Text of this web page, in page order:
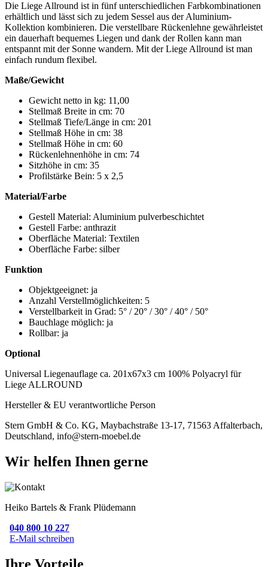
Die Liege Allround ist in fünf unterschiedlichen Farbkombinationen
erhältlich und lässt sich zu jedem Sessel aus der Aluminium-
Kollektion kombinieren. Die verstellbare Rückenlehne gewährleistet
ein dauerhaft bequemes Liegen und dank der Rollen kann man
entspannt mit der Sonne wandern. Mit der Liege Allround ist man
einfach rundum flexibel.
Maße/Gewicht
Gewicht netto in kg: 11,00
Stellmaß Breite in cm: 70
Stellmaß Tiefe/Länge in cm: 201
Stellmaß Höhe in cm: 38
Stellmaß Höhe in cm: 60
Rückenlehnenhöhe in cm: 74
Sitzhöhe in cm: 35
Profilstärke Bein: 5 x 2,5
Material/Farbe
Gestell Material: Aluminium pulverbeschichtet
Gestell Farbe: anthrazit
Oberfläche Material: Textilen
Oberfläche Farbe: silber
Funktion
Objektgeeignet: ja
Anzahl Verstellmöglichkeiten: 5
Verstellbarkeit in Grad: 5° / 20° / 30° / 40° / 50°
Bauchlage möglich: ja
Rollbar: ja
Optional
Universal Liegenauflage ca. 201x67x3 cm 100% Polyacryl für
Liege ALLROUND
Hersteller & EU verantwortliche Person
Stern GmbH & Co. KG, Maybachstraße 13-17, 71563 Affalterbach,
Deutschland, info@stern-moebel.de
Wir helfen Ihnen gerne
Heiko Bartels & Frank Plüdemann
040 800 10 227
E-Mail schreiben